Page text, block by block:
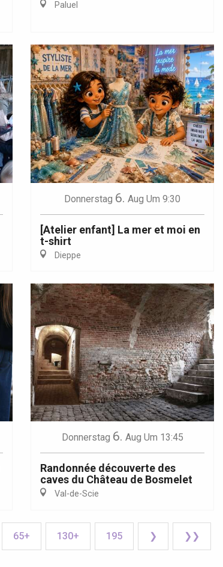
Paluel
Donnerstag 6. Aug Um 9:30
[Atelier enfant] La mer et moi en
t-shirt
Dieppe
Donnerstag 6. Aug Um 13:45
Randonnée découverte des
caves du Château de Bosmelet
Val-de-Scie
65+ 130+ 195 ❯ ❯❯